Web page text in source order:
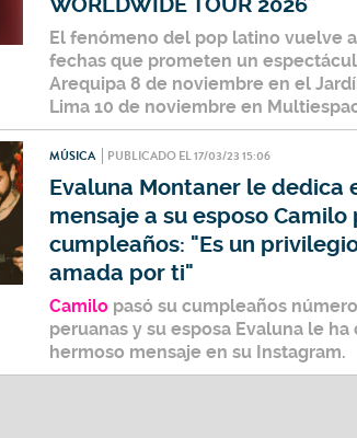
El fenómeno del pop latino vuelve
fechas que prometen un
Arequipa 8 de noviembre en el
Lima 10 de noviembre en
MÚSICA PUBLICADO EL 17/03/23 15:06
Evaluna Montaner le dedica
mensaje a su esposo Camilo
cumpleaños: "Es un
amada por ti"
Camilo pasó su cumpleaños
peruanas y su esposa Evaluna le ha
hermoso mensaje en su Instagram.